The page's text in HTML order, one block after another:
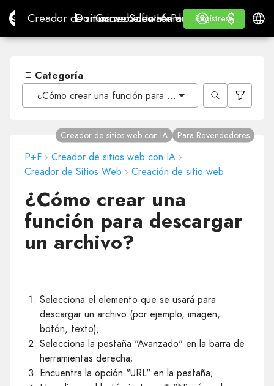
Site.proCreador de sitios web con IA
Creador de sitios web con IA
Dominios
Dominios
Correo electrónico
Correo electrónico
Software de contabilidad
Software de contabilidad
Para
Para Revendedores
MARCA BLANCA
Aprender
Aprender
Regístrese
Regístrese
Inicio de sesión
$
$
Categoría
¿Cómo crear una función para descargar un archivo?
P+F › Creador de sitios web con IA ›
Creador de Sitios Web › Creación de sitio web
Creador de sitios web con IA Para Revendedores
¿Cómo crear una
función para descargar
un archivo?
Selecciona el elemento que se usará para
descargar un archivo (por ejemplo, imagen,
botón, texto);
Selecciona la pestaña "Avanzado" en la barra de
herramientas derecha;
Encuentra la opción "URL" en la pestaña;